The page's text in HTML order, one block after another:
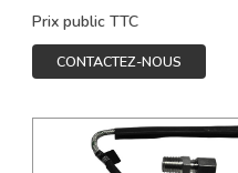
Prix public TTC
CONTACTEZ-NOUS